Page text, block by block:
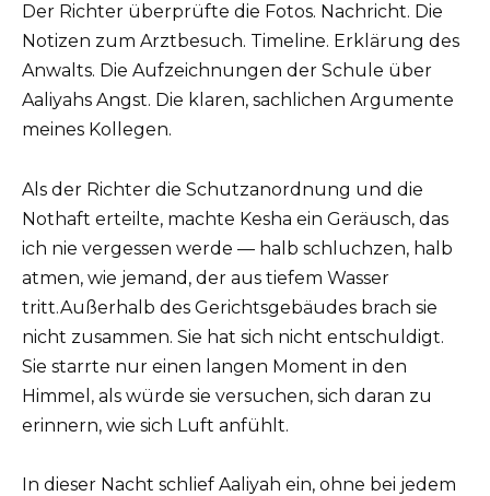
Der Richter überprüfte die Fotos. Nachricht. Die
Notizen zum Arztbesuch. Timeline. Erklärung des
Anwalts. Die Aufzeichnungen der Schule über
Aaliyahs Angst. Die klaren, sachlichen Argumente
meines Kollegen.
Als der Richter die Schutzanordnung und die
Nothaft erteilte, machte Kesha ein Geräusch, das
ich nie vergessen werde — halb schluchzen, halb
atmen, wie jemand, der aus tiefem Wasser
tritt.Außerhalb des Gerichtsgebäudes brach sie
nicht zusammen. Sie hat sich nicht entschuldigt.
Sie starrte nur einen langen Moment in den
Himmel, als würde sie versuchen, sich daran zu
erinnern, wie sich Luft anfühlt.
In dieser Nacht schlief Aaliyah ein, ohne bei jedem